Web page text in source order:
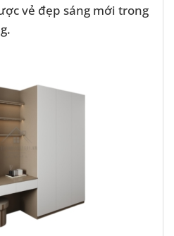
vẻ đẹp sáng mới trong